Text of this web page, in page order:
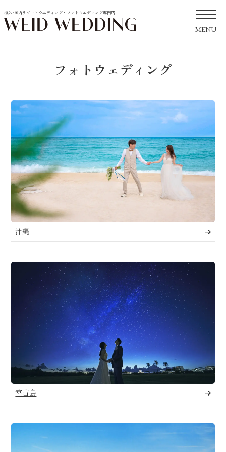
海外･国内リゾートウエディング・フォトウエディング専門店
MENU
フォトウェディング
沖縄
宮古島